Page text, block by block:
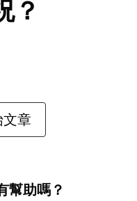
？
文章
幫助嗎？